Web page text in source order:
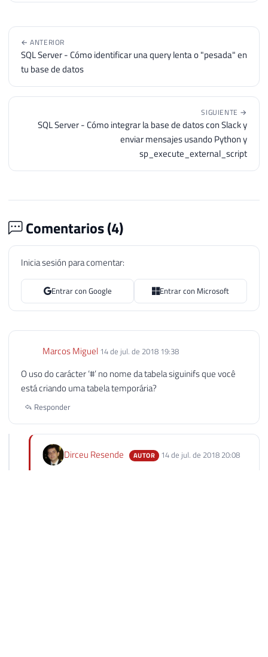
← ANTERIOR
SQL Server - Cómo identificar una query lenta o "pesada" en
tu base de datos
SIGUIENTE →
SQL Server - Cómo integrar la base de datos con Slack y
enviar mensajes usando Python y
sp_execute_external_script
Comentarios (4)
Inicia sesión para comentar:
Entrar con Google Entrar con Microsoft
Marcos Miguel 14 de jul. de 2018 19:38
O uso do carácter ‘#’ no nome da tabela siguinifs que você
está criando uma tabela temporária?
Responder
Dirceu Resende AUTOR 14 de jul. de 2018 20:08